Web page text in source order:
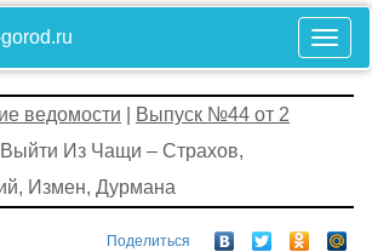
ведомости
Выпуск №44 от 2
Выйти Из Чащи – Страхов,
Измен, Дурмана
Поделиться